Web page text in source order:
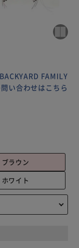
BACKYARD FAMILY
い合わせはこちら
ブラウン
ホワイト